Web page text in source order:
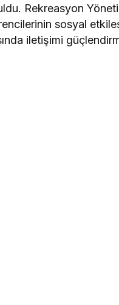
Rekreasyon
sosyal
iletişimi